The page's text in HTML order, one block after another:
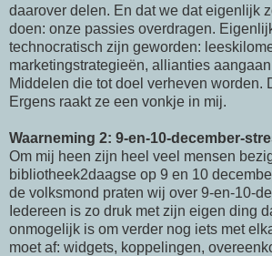
daarover delen. En dat we dat eigenlijk
doen: onze passies overdragen.
technocratisch zijn geworden:
marketingstrategieën, allianties
Middelen die tot doel verheven worden.
Ergens raakt ze een vonkje in mij.
Waarneming 2: 9-en-10-december-
Om mij heen zijn heel veel mensen
bibliotheek2daagse op 9 en 10
de volksmond praten wij over 9-en-10-
Iedereen is zo druk met zijn eigen ding
onmogelijk is om verder nog iets met
moet af: widgets, koppelingen,